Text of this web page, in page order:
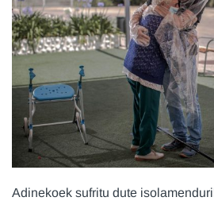
Adinekoek sufritu dute